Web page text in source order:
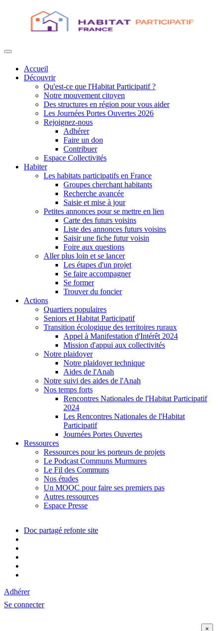
Accueil
Découvrir
Qu'est-ce que l'Habitat Participatif ?
Notre mouvement citoyen
Des structures en région pour vous aider
Les Journées Portes Ouvertes 2026
Rejoignez-nous
Adhérer
Faire un don
Contribuer
Espace Collectivités
Habiter
Les habitats participatifs en France
Groupes cherchant habitants
Recherche avancée
Saisie et mise à jour
Petites annonces pour se mettre en lien
Carte des futurs voisins
Liste des annonces futurs voisins
Saisir une fiche futur voisin
Foire aux questions
Aller plus loin et se lancer
Les étapes d'un projet
Se faire accompagner
Se former
Trouver du foncier
Actions
Quartiers populaires
Seniors et Habitat Participatif
Transition écologique des territoires ruraux
Appel à Manifestation d'Intérêt 2024
Mission d'appui aux collectivités
Notre plaidoyer
Notre plaidoyer technique
Aides de l'Anah
Notre suivi des aides de l'Anah
Nos temps forts
Rencontres Nationales de l'Habitat Participatif
2024
Les Rencontres Nationales de l'Habitat
Participatif
Journées Portes Ouvertes
Ressources
Ressources pour les porteurs de projets
Le Podcast Communs Murmures
Le Fil des Communs
Nos études
Un MOOC pour faire ses premiers pas
Autres ressources
Espace Presse
Doc partagé refonte site
Adhérer
Se connecter